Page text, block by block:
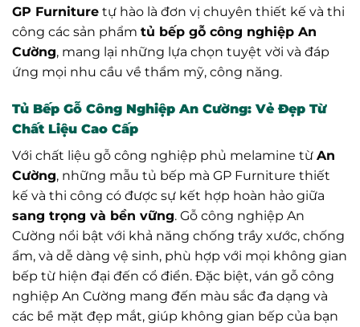
GP Furniture tự hào là đơn vị chuyên thiết kế và thi
công các sản phẩm tủ bếp gỗ công nghiệp An
Cường, mang lại những lựa chọn tuyệt vời và đáp
ứng mọi nhu cầu về thẩm mỹ, công năng.
Tủ Bếp Gỗ Công Nghiệp An Cường: Vẻ Đẹp Từ
Chất Liệu Cao Cấp
Với chất liệu gỗ công nghiệp phủ melamine từ An
Cường, những mẫu tủ bếp mà GP Furniture thiết
kế và thi công có được sự kết hợp hoàn hảo giữa
sang trọng và bền vững. Gỗ công nghiệp An
Cường nổi bật với khả năng chống trầy xước, chống
ẩm, và dễ dàng vệ sinh, phù hợp với mọi không gian
bếp từ hiện đại đến cổ điển. Đặc biệt, ván gỗ công
nghiệp An Cường mang đến màu sắc đa dạng và
các bề mặt đẹp mắt, giúp không gian bếp của bạn